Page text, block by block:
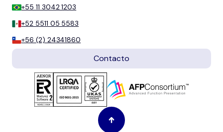
+55 11 3042 1203
+52 5511 05 5583
+56 (2) 24341860
Contacto